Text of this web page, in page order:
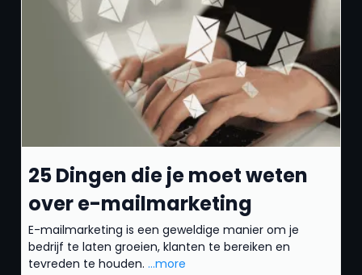
25 Dingen die je moet weten
over e-mailmarketing
E-mailmarketing is een geweldige manier om je
bedrijf te laten groeien, klanten te bereiken en
tevreden te houden. ...more